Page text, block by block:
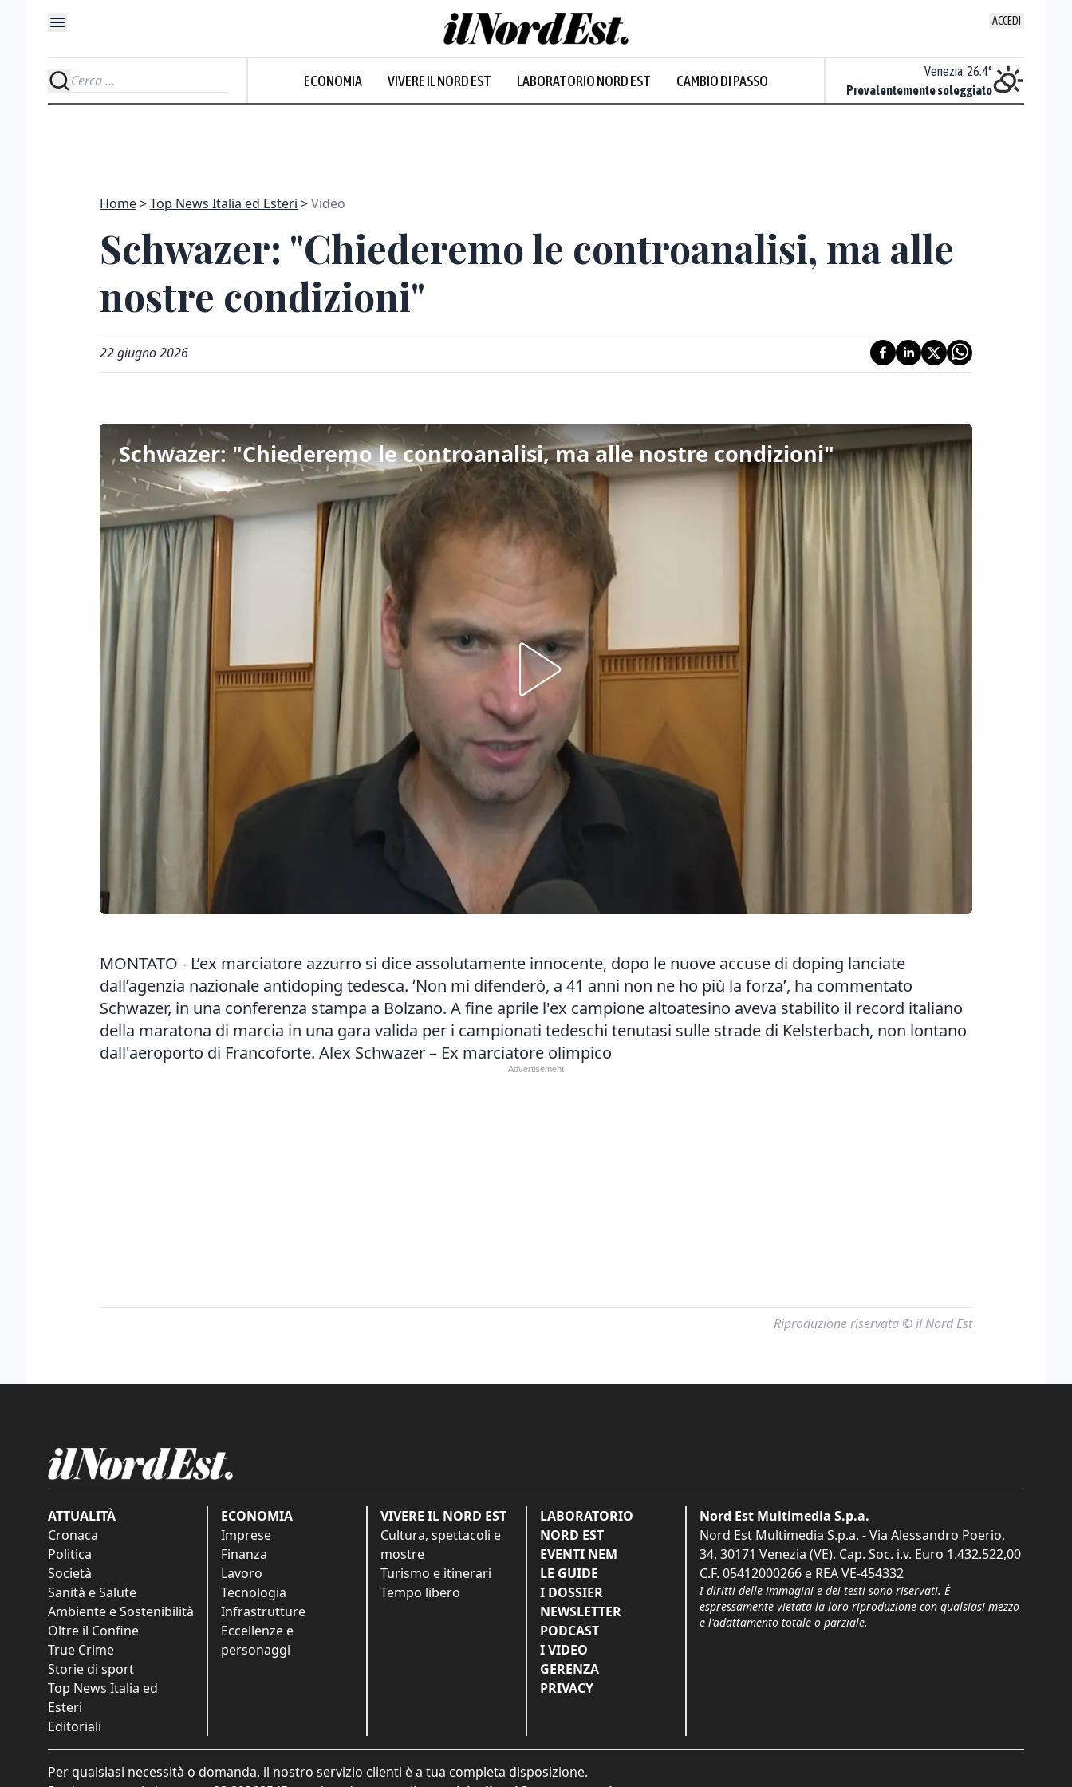
ACCEDI
ECONOMIA VIVERE IL NORD EST LABORATORIO NORD EST CAMBIO DI PASSO
Prevalentemente soleggiato
Venezia: 26.4°
Prevalentemente soleggiato
Home Top News Italia ed Esteri Video
Schwazer: "Chiederemo le controanalisi, ma alle
nostre condizioni"
22 giugno 2026
Schwazer: "Chiederemo le controanalisi, ma alle nostre condizioni"
MONTATO - L’ex marciatore azzurro si dice assolutamente innocente, dopo le nuove accuse di doping lanciate
dall’agenzia nazionale antidoping tedesca. ‘Non mi difenderò, a 41 anni non ne ho più la forza’, ha commentato
Schwazer, in una conferenza stampa a Bolzano. A fine aprile l'ex campione altoatesino aveva stabilito il record italiano
della maratona di marcia in una gara valida per i campionati tedeschi tenutasi sulle strade di Kelsterbach, non lontano
dall'aeroporto di Francoforte. Alex Schwazer – Ex marciatore olimpico
Riproduzione riservata © il Nord Est
ATTUALITÀ
Cronaca
Politica
Società
Sanità e Salute
Ambiente e Sostenibilità
Oltre il Confine
True Crime
Storie di sport
Top News Italia ed
Esteri
Editoriali
ECONOMIA
Imprese
Finanza
Lavoro
Tecnologia
Infrastrutture
Eccellenze e
personaggi
VIVERE IL NORD EST
Cultura, spettacoli e
mostre
Turismo e itinerari
Tempo libero
LABORATORIO
NORD EST
EVENTI NEM
LE GUIDE
I DOSSIER
NEWSLETTER
PODCAST
I VIDEO
GERENZA
PRIVACY
Nord Est Multimedia S.p.a.
Nord Est Multimedia S.p.a. - Via Alessandro Poerio,
34, 30171 Venezia (VE). Cap. Soc. i.v. Euro 1.432.522,00
C.F. 05412000266 e REA VE-454332
I diritti delle immagini e dei testi sono riservati. È
espressamente vietata la loro riproduzione con qualsiasi mezzo
e l'adattamento totale o parziale.
Per qualsiasi necessità o domanda, il nostro servizio clienti è a tua completa disposizione.